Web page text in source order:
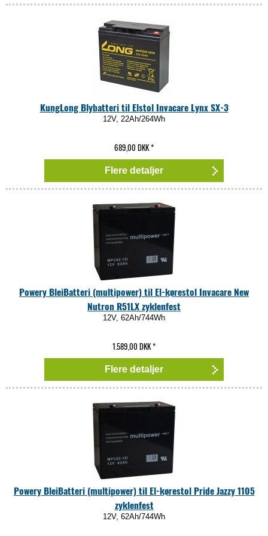
KungLong Blybatteri til Elstol Invacare Lynx SX-3
12V, 22Ah/264Wh
689,00 DKK*
Flere detaljer
Powery BleiBatteri (multipower) til El-kørestol Invacare New
Nutron R51LX zyklenfest
12V, 62Ah/744Wh
1.589,00 DKK*
Flere detaljer
Powery BleiBatteri (multipower) til El-kørestol Pride Jazzy 1105
zyklenfest
12V, 62Ah/744Wh